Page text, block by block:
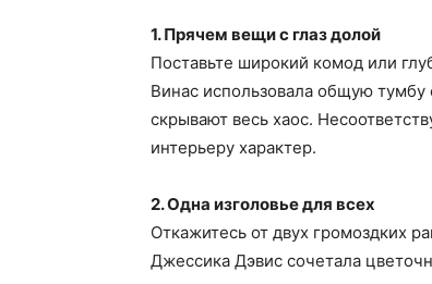
1. Прячем вещи с глаз долой
Поставьте широкий комод или
Винас использовала общую
скрывают весь хаос.
интерьеру характер.
2. Одна изголовье для всех
Откажитесь от двух громоздких
Джессика Дэвис сочетала